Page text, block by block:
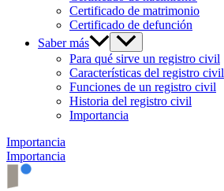
Certificado de matrimonio
Certificado de defunción
Saber más
Para qué sirve un registro civil
Características del registro civil
Funciones de un registro civil
Historia del registro civil
Importancia
Importancia
Importancia